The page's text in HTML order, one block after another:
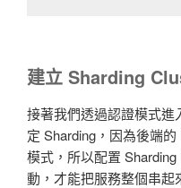
建立 Sharding
接著我們透過認證模式進
定 Sharding ，因為後端的
模式，所以配置 Sharding
動，才能把服務整個串起